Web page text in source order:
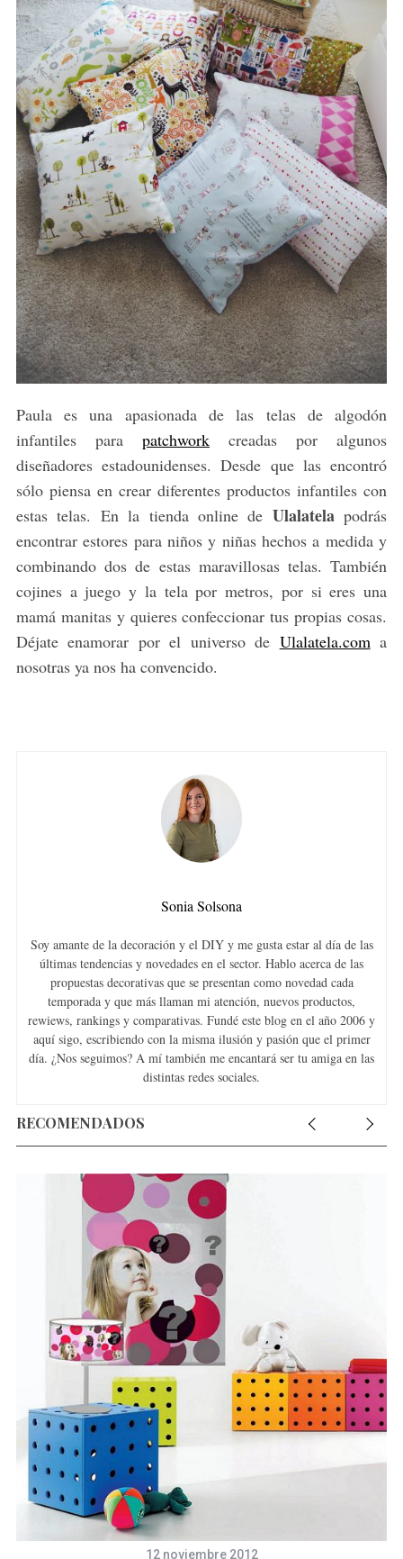
Paula es una apasionada de las telas de algodón
infantiles para patchworkcreadas por algunos
diseñadores estadounidenses. Desde que las encontró
sólo piensa en crear diferentes productos infantiles con
estas telas. En la tienda online de Ulalatelapodrás
encontrar estores para niños y niñas hechos a medida y
combinando dos de estas maravillosas telas. También
cojines a juego y la tela por metros, por si eres una
mamá manitas y quieres confeccionar tus propias cosas.
Déjate enamorar por el universo de Ulalatela.com a
nosotras ya nos ha convencido.
Sonia Solsona
Soy amante de la decoración y el DIY y me gusta estar al día de las
últimas tendencias y novedades en el sector. Hablo acerca de las
propuestas decorativas que se presentan como novedad cada
temporada y que más llaman mi atención, nuevos productos,
rewiews, rankings y comparativas. Fundé este blog en el año 2006 y
aquí sigo, escribiendo con la misma ilusión y pasión que el primer
día. ¿Nos seguimos? A mí también me encantará ser tu amiga en las
distintas redes sociales.
RECOMENDADOS
12 noviembre 2012